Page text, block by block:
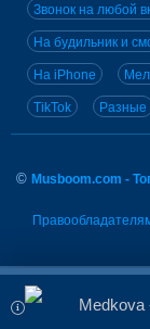
Звонок на любой
На будильник и
На iPhone
TikTok Разные
© Musboom.com -